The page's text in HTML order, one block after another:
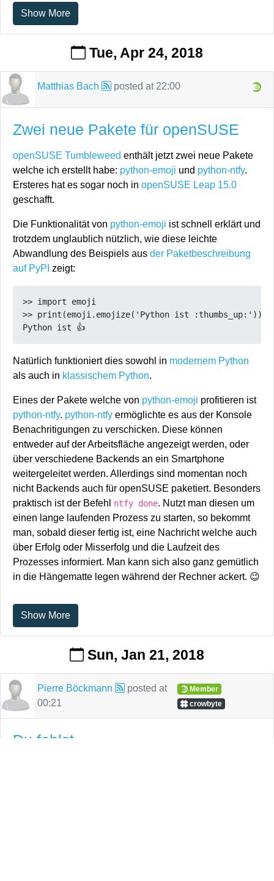
Show More
Tue, Apr 24, 2018
Matthias Bach posted at 22:00
Zwei neue Pakete für openSUSE
openSUSE Tumbleweed enthält jetzt zwei neue Pakete
welche ich erstellt habe: python-emoji und python-ntfy.
Ersteres hat es sogar noch in openSUSE Leap 15.0
geschafft.
Die Funktionalität von python-emoji ist schnell erklärt und
trotzdem unglaublich nützlich, wie diese leichte
Abwandlung des Beispiels aus der Paketbeschreibung
auf PyPI zeigt:
>> import emoji
>> print(emoji.emojize('Python ist :thumbs_up:'))
Natürlich funktioniert dies sowohl in modernem Python
als auch in klassischem Python.
Eines der Pakete welche von python-emoji profitieren ist
python-ntfy. python-ntfy ermöglichte es aus der Konsole
Benachritigungen zu verschicken. Diese können
entweder auf der Arbeitsfläche angezeigt werden, oder
über verschiedene Backends an ein Smartphone
weitergeleitet werden. Allerdings sind momentan noch
nicht Backends auch für openSUSE paketiert. Besonders
praktisch ist der Befehl ntfy done. Nutzt man diesen um
einen lange laufenden Prozess zu starten, so bekommt
man, sobald dieser fertig ist, eine Nachricht welche auch
über Erfolg oder Misserfolg und die Laufzeit des
Prozesses informiert. Man kann sich also ganz gemütlich
in die Hängematte legen während der Rechner ackert. 😉
Show More
Sun, Jan 21, 2018
Pierre Böckmann
posted at
00:21
Member
crowbyte
Du fehlst